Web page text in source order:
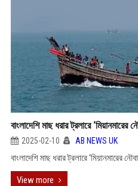
বাংলাদেশি মাছ ধরার ট্রলারে
2025-02-10 AB NEWS UK
বাংলাদেশি মাছ ধরার ট্রলারে ‘মিয়ানমারের
View more